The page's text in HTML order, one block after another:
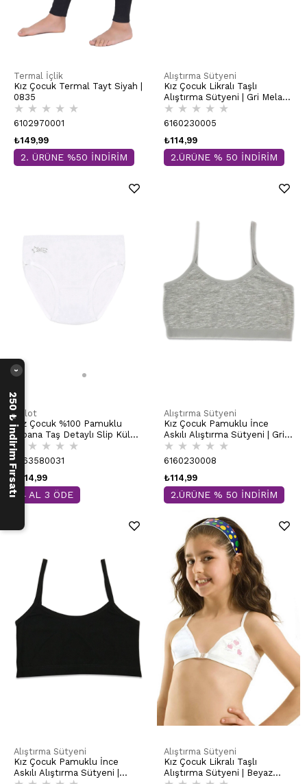
Termal İçlik
Kız Çocuk Termal Tayt Siyah |
0835
★ ★ ★ ★ ★
6102970001
₺149,99
2. ÜRÜNE %50 İNDİRİM
Alıştırma Sütyeni
Kız Çocuk Likralı Taşlı
Alıştırma Sütyeni | Gri Melanj
K0872
★ ★ ★ ★ ★
6160230005
₺114,99
2.ÜRÜNE % 50 İNDİRİM
Külot
Kız Çocuk %100 Pamuklu
Ribana Taş Detaylı Slip Külot
| Beyaz K0840
★ ★ ★ ★ ★
6163580031
₺114,99
4 AL 3 ÖDE
Alıştırma Sütyeni
Kız Çocuk Pamuklu İnce
Askılı Alıştırma Sütyeni | Gri
Melanj K42324
★ ★ ★ ★ ★
6160230008
₺114,99
2.ÜRÜNE % 50 İNDİRİM
Alıştırma Sütyeni
Kız Çocuk Pamuklu İnce
Askılı Alıştırma Sütyeni |
Alıştırma Sütyeni
Kız Çocuk Likralı Taşlı
Alıştırma Sütyeni | Beyaz
250 ₺ İndirim Fırsatı
›